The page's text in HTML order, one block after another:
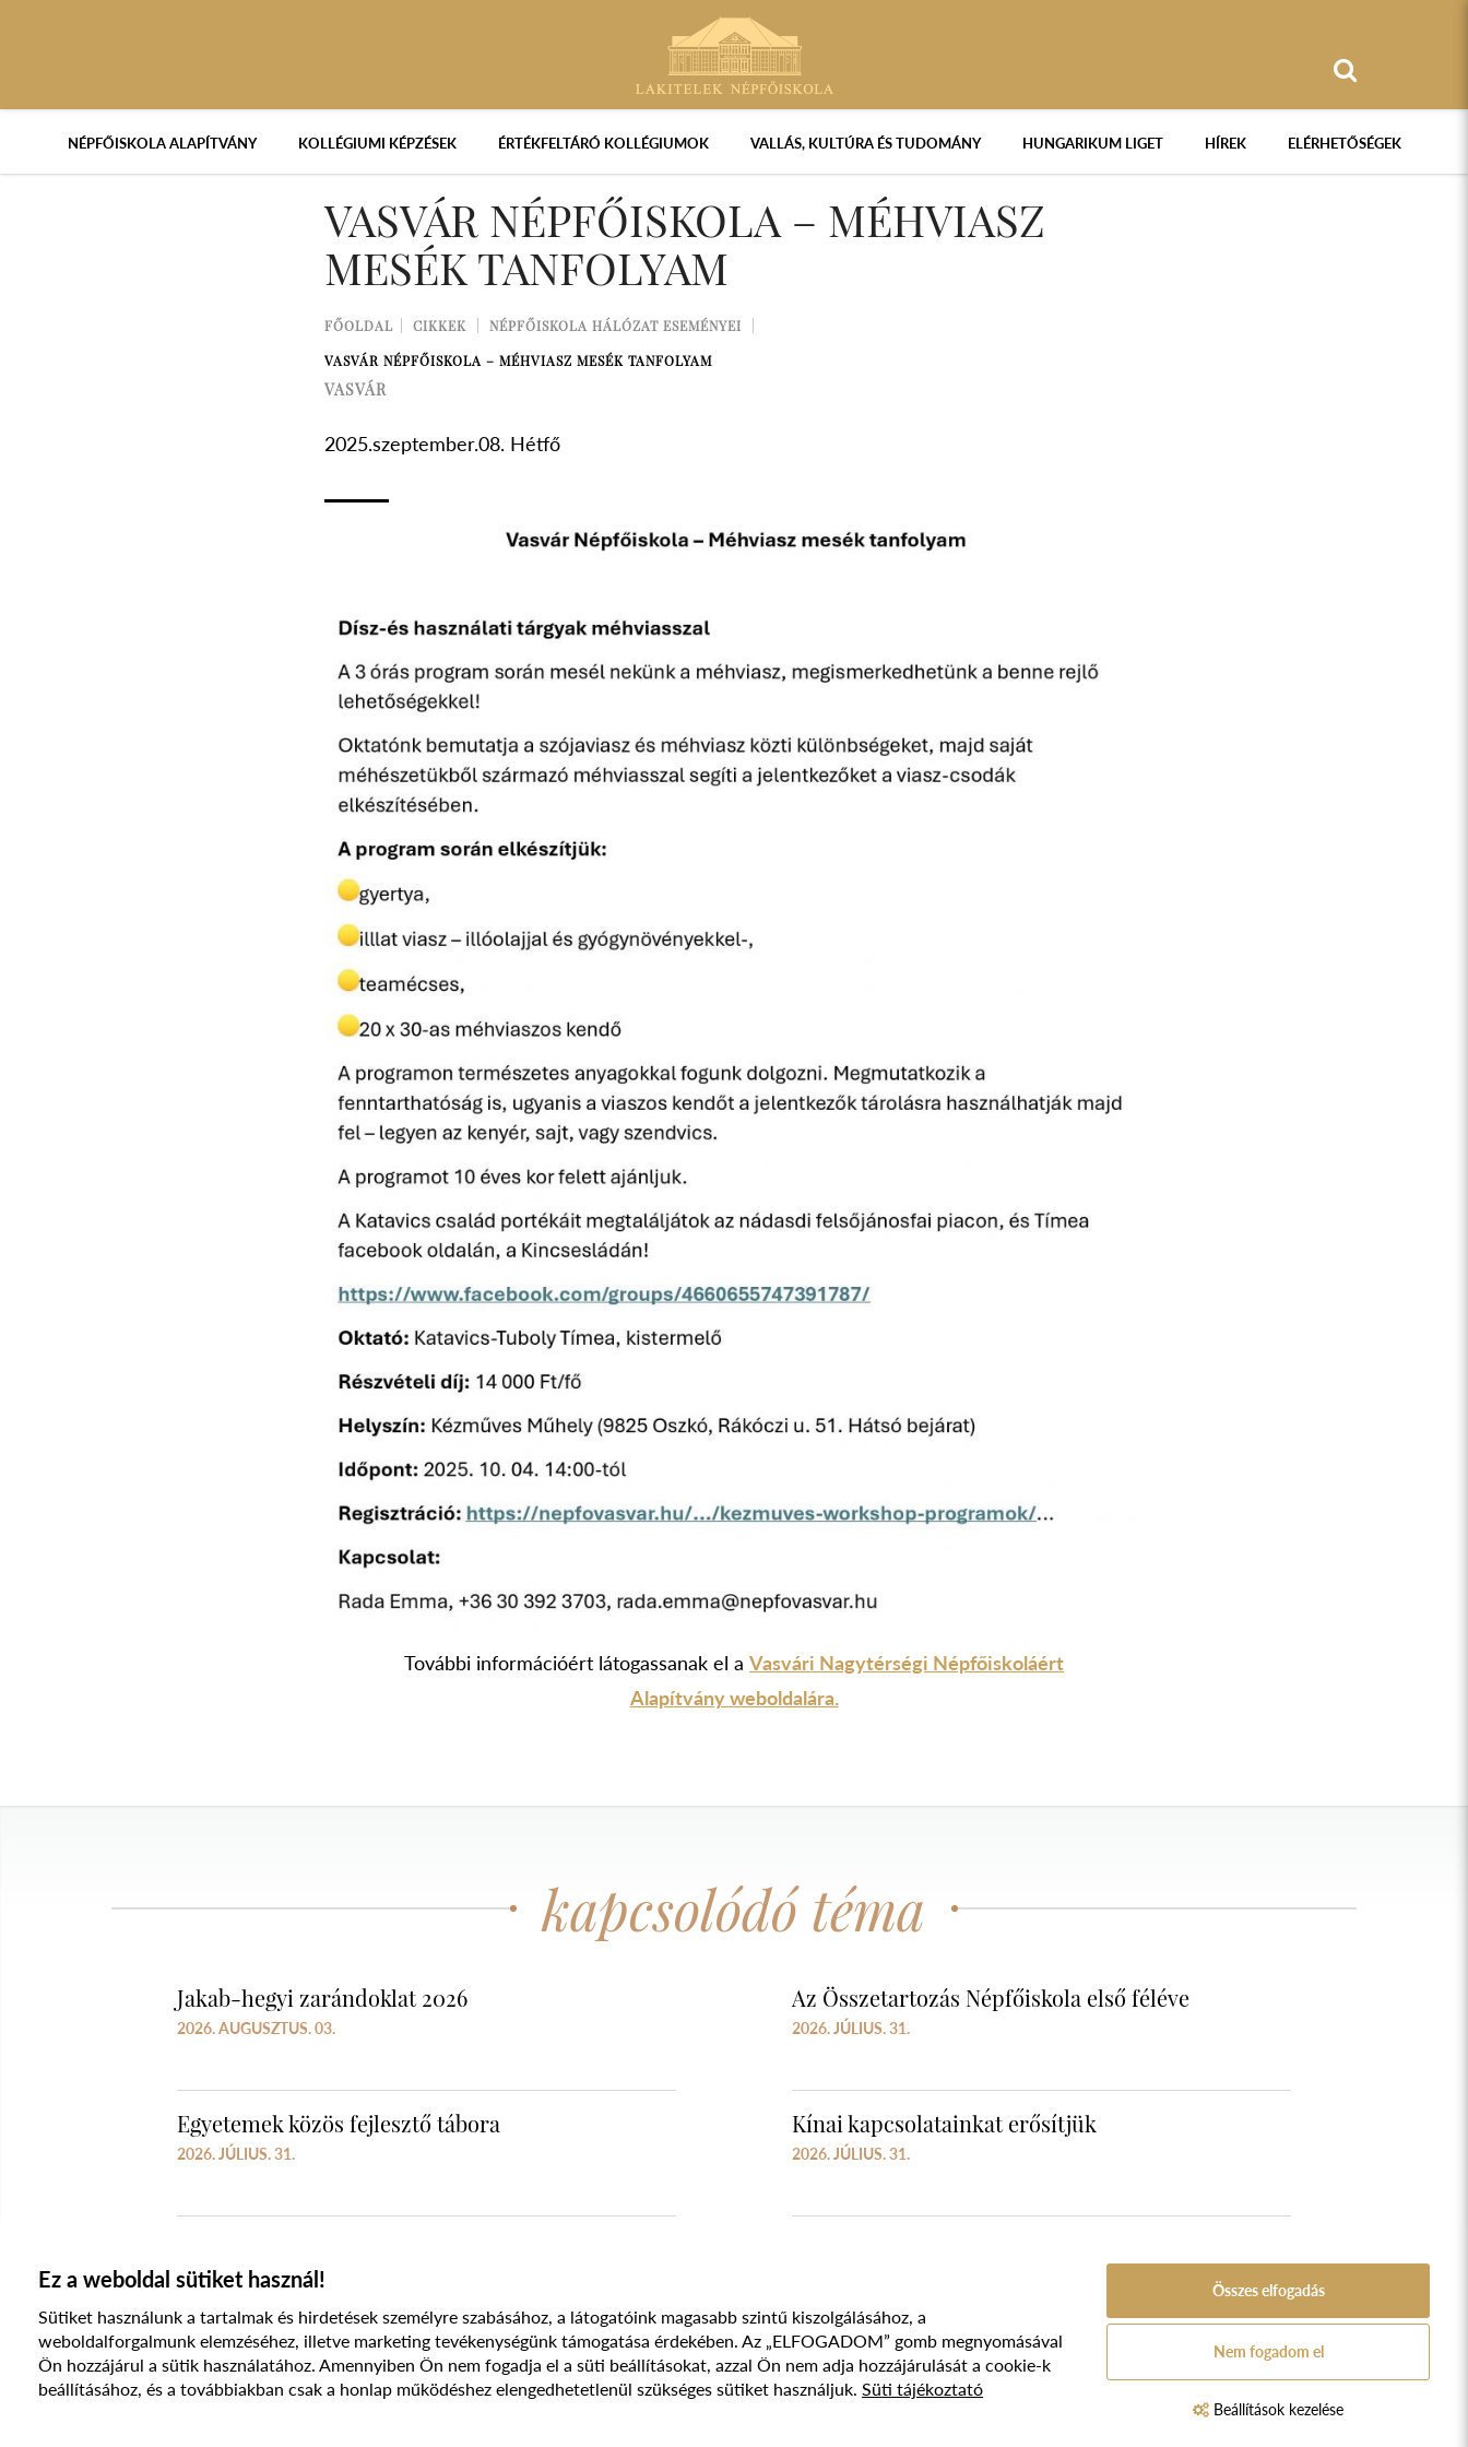
NÉPFŐISKOLA ALAPÍTVÁNY KOLLÉGIUMI KÉPZÉSEK ÉRTÉKFELTÁRÓ KOLLÉGIUMOK VALLÁS, KULTÚRA ÉS TUDOMÁNY HUNGARIKUM LIGET HÍREK ELÉRHETŐSÉGEK
VASVÁR NÉPFŐISKOLA – MÉHVIASZ
MESÉK TANFOLYAM
FŐOLDAL CIKKEK
NÉPFŐISKOLA HÁLÓZAT ESEMÉNYEI
VASVÁR NÉPFŐISKOLA – MÉHVIASZ MESÉK TANFOLYAM
VASVÁR
2025.szeptember.08. Hétfő
További információért látogassanak el a Vasvári Nagytérségi Népfőiskoláért
Alapítvány weboldalára.
kapcsolódó téma
Jakab-hegyi zarándoklat 2026
2026. AUGUSZTUS. 03.
Az Összetartozás Népfőiskola első féléve
2026. JÚLIUS. 31.
Egyetemek közös fejlesztő tábora
2026. JÚLIUS. 31.
Kínai kapcsolatainkat erősítjük
2026. JÚLIUS. 31.
Süti szabályzat Adatvédelmi nyilatkozat Jogi nyilatkozat
© 2017 - 2026 NÉPFŐISKOLA ALAPÍTVÁNY, LAKITELEK. MINDEN JOG FENNTARTVA.
A Népfőiskola Alapítvány támogatója:
Ez a weboldal sütiket használ!
Sütiket használunk a tartalmak és hirdetések személyre szabásához, a látogatóink magasabb szintű kiszolgálásához, a
weboldalforgalmunk elemzéséhez, illetve marketing tevékenységünk támogatása érdekében. Az „ELFOGADOM” gomb megnyomásával
Ön hozzájárul a sütik használatához. Amennyiben Ön nem fogadja el a süti beállításokat, azzal Ön nem adja hozzájárulását a cookie-k
beállításához, és a továbbiakban csak a honlap működéshez elengedhetetlenül szükséges sütiket használjuk. Süti tájékoztató
Összes elfogadás
Nem fogadom el
Beállítások kezelése